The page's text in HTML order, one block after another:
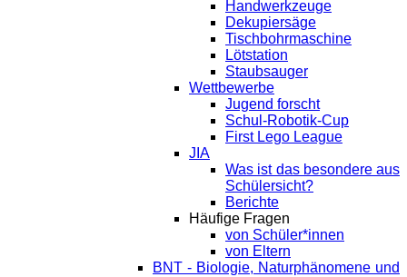
Handwerkzeuge
Dekupiersäge
Tischbohrmaschine
Lötstation
Staubsauger
Wettbewerbe
Jugend forscht
Schul-Robotik-Cup
First Lego League
JIA
Was ist das besondere aus
Schülersicht?
Berichte
Häufige Fragen
von Schüler*innen
von Eltern
BNT - Biologie, Naturphänomene und